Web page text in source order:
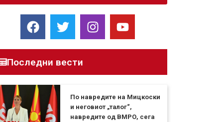
Последни вести
По навредите на Мицкоски
и неговиот „талог“,
навредите од ВМРО, сега